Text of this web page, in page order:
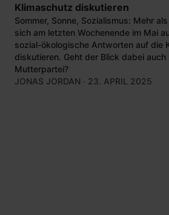
Klimaschutz diskutieren
Sommer, Sonne, Sozialismus: Mehr
sich am letzten Wochenende im Mai
sozial-ökologische Antworten auf die
diskutieren. Geht der Blick dabei auch
Mutterpartei?
JONAS JORDAN · 23. APRIL 2025